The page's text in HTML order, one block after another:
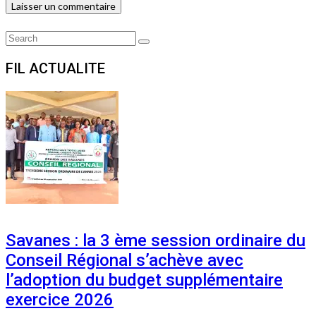
Search
Search
FIL ACTUALITE
Savanes : la 3 ème session ordinaire du
Conseil Régional s’achève avec
l’adoption du budget supplémentaire
exercice 2026